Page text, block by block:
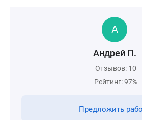
Андрей П.
Отзывов: 10
Рейтинг: 97%
Предложить